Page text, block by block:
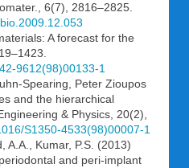
6(7), 2816–2825.
A forecast for the
9612(98)00133-1
Spearing, Peter Zioupos
and the hierarchical
& Physics, 20(2),
S1350-4533(98)00007-1
A.A., Kumar, P.S. (2013)
and peri-implant